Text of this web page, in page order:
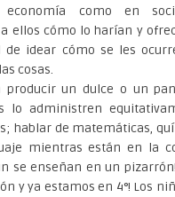
como en
ellos cómo lo harían y
de idear cómo se les
cosas.
producir un dulce o un
lo administren
hablar de matemáticas,
mientras están en la
se enseñan en un
y ya estamos en 4°! Los